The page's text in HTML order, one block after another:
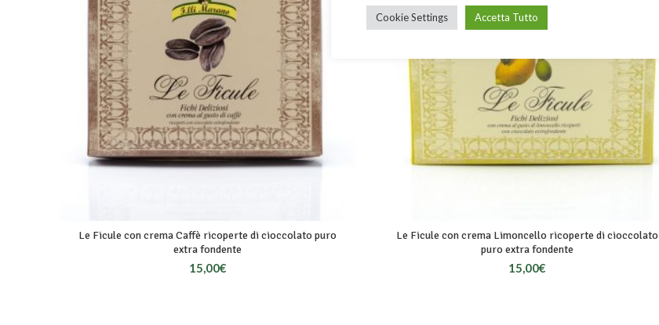
Le Ficule con crema Caffè ricoperte di cioccolato puro
extra fondente
15,00€
Le Ficule con crema Limoncello ricoperte di cioccolato
puro extra fondente
15,00€
Cookie Settings Accetta Tutto